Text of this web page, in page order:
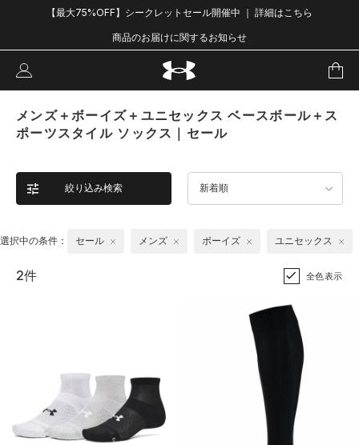
【最大75%OFF】シークレットセール開催中 ｜ 詳細はこちら
商品のお届けに関するお知らせ
メンズ＋ボーイズ＋ユニセックス ベースボール＋ス
ポーツスタイル ソックス｜セール
絞り込み検索 新着順
選択中の条件： セール メンズ ボーイズ ユニセックス
2件 全色表示